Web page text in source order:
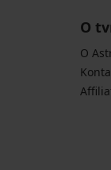
O
O